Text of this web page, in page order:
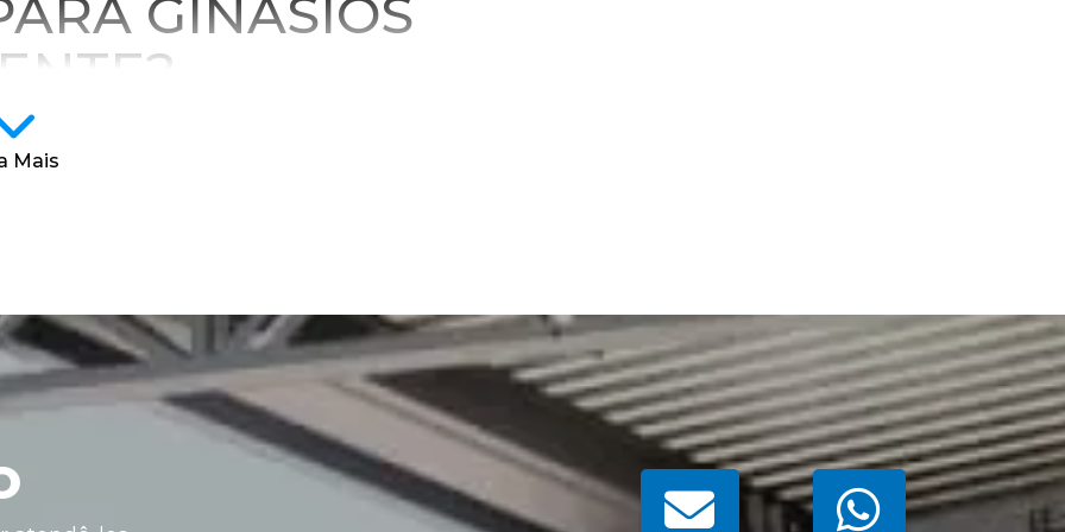
GINÁSIOS
é fundamental considerar fatores como
desempenho acústico e integração com
como ampliações ou reconfigurações do
estrutural.
para ginásios estão:
pré-fabricadas e montagem
que controlam temperatura e
Mais